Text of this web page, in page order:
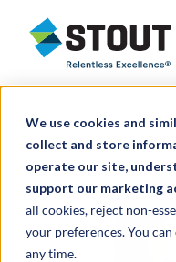
We use cookies and
collect and store
operate our site,
support our marketing
all cookies, reject non-
your preferences. You
any time.
Stout Relentless